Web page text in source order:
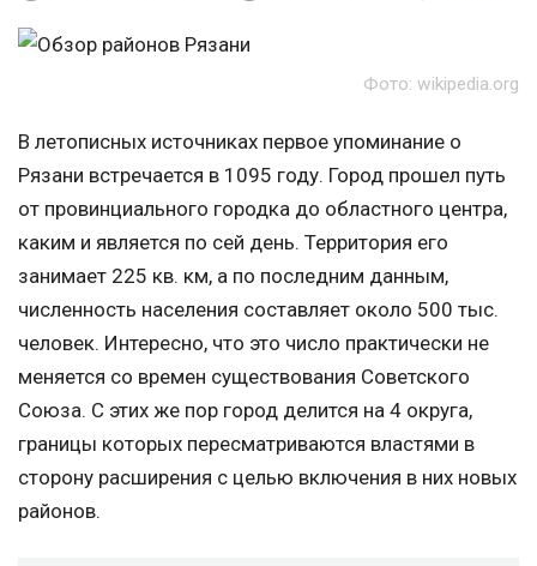
Фото: wikipedia.org
В летописных источниках первое упоминание о
Рязани встречается в 1095 году. Город прошел путь
от провинциального городка до областного центра,
каким и является по сей день. Территория его
занимает 225 кв. км, а по последним данным,
численность населения составляет около 500 тыс.
человек. Интересно, что это число практически не
меняется со времен существования Советского
Союза. С этих же пор город делится на 4 округа,
границы которых пересматриваются властями в
сторону расширения с целью включения в них новых
районов.